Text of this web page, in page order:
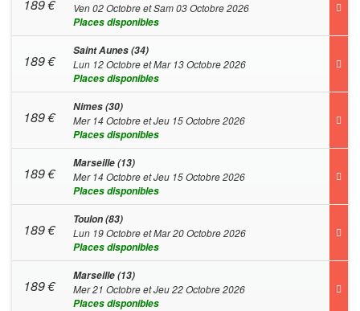
189€
Ven 02 Octobre et Sam 03 Octobre 2026
Places disponibles
189€
Saint Aunes (34)
Lun 12 Octobre et Mar 13 Octobre 2026
Places disponibles
189€
Nimes (30)
Mer 14 Octobre et Jeu 15 Octobre 2026
Places disponibles
189€
Marseille (13)
Mer 14 Octobre et Jeu 15 Octobre 2026
Places disponibles
189€
Toulon (83)
Lun 19 Octobre et Mar 20 Octobre 2026
Places disponibles
189€
Marseille (13)
Mer 21 Octobre et Jeu 22 Octobre 2026
Places disponibles